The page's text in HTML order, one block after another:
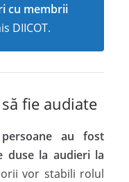
cu membrii
DIICOT.
fie audiate
au fost
duse la audieri la
vor stabili rolul